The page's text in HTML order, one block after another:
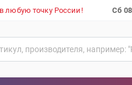
любую точку России! Сб